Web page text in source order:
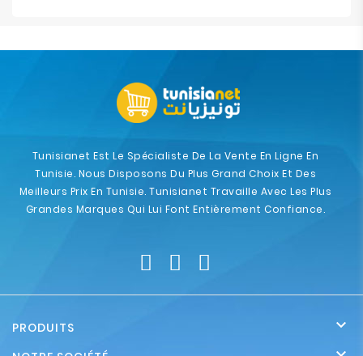
Tunisianet Est Le Spécialiste De La Vente En Ligne En
Tunisie. Nous Disposons Du Plus Grand Choix Et Des
Meilleurs Prix En Tunisie. Tunisianet Travaille Avec Les Plus
Grandes Marques Qui Lui Font Entièrement Confiance.
PRODUITS 